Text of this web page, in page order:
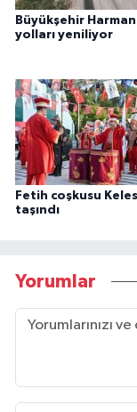
Büyükşehir
yolları yeniliyor
Fetih coşkusu
taşındı
Yorumlar